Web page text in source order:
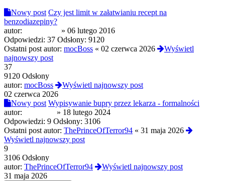
Nowy post Czy jest limit w załatwianiu recept na
benzodiazepiny?
autor:
» 06 lutego 2016
Odpowiedzi: 37 Odsłony: 9120
Ostatni post autor: mocBoss « 02 czerwca 2026
Wyświetl
najnowszy post
37
9120 Odsłony
autor: mocBoss
Wyświetl najnowszy post
02 czerwca 2026
Nowy post Wypisywanie bupry przez lekarza - formalności
autor:
» 18 lutego 2024
Odpowiedzi: 9 Odsłony: 3106
Ostatni post autor: ThePrinceOfTerror94 « 31 maja 2026
Wyświetl najnowszy post
9
3106 Odsłony
autor: ThePrinceOfTerror94
Wyświetl najnowszy post
31 maja 2026